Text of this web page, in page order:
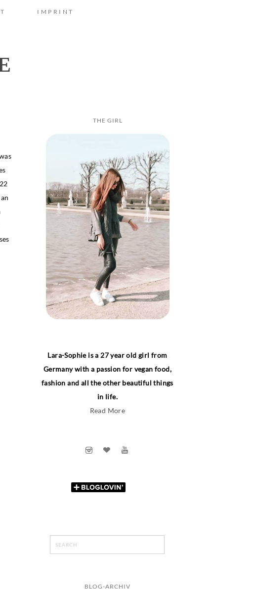
IMPRINT
THE GIRL
Lara-Sophie is a 27 year old girl from
Germany with a passion for vegan food,
fashion and all the other beautiful things
in life.
Read More
BLOG-ARCHIV